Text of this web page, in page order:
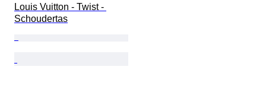
Louis Vuitton - Twist -
Schoudertas